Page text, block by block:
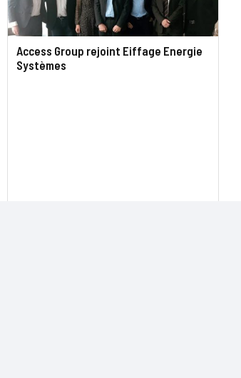
Access Group rejoint Eiffage Energie
Systèmes